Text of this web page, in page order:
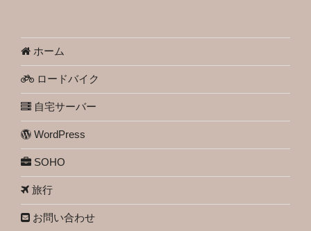
ホーム
ロードバイク
自宅サーバー
WordPress
SOHO
旅行
お問い合わせ